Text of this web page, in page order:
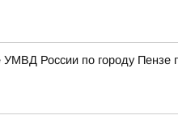
УМВД России по городу Пензе